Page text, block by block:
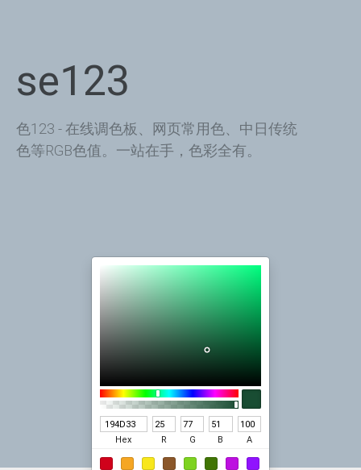
se123
色123 - 在线调色板、网页常用色、中日传统
色等RGB色值。一站在手，色彩全有。
Hex R G B A